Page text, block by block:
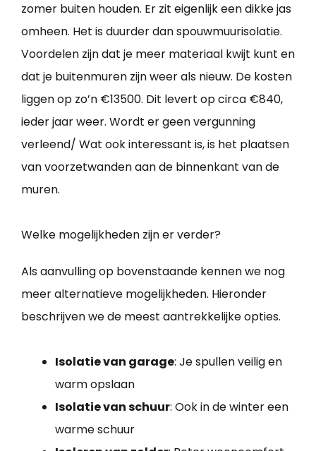
zomer buiten houden. Er zit eigenlijk een dikke jas
omheen. Het is duurder dan spouwmuurisolatie.
Voordelen zijn dat je meer materiaal kwijt kunt en
dat je buitenmuren zijn weer als nieuw. De kosten
liggen op zo’n €13500. Dit levert op circa €840,
ieder jaar weer. Wordt er geen vergunning
verleend/ Wat ook interessant is, is het plaatsen
van voorzetwanden aan de binnenkant van de
muren.
Welke mogelijkheden zijn er verder?
Als aanvulling op bovenstaande kennen we nog
meer alternatieve mogelijkheden. Hieronder
beschrijven we de meest aantrekkelijke opties.
Isolatie van garage: Je spullen veilig en
warm opslaan
Isolatie van schuur: Ook in de winter een
warme schuur